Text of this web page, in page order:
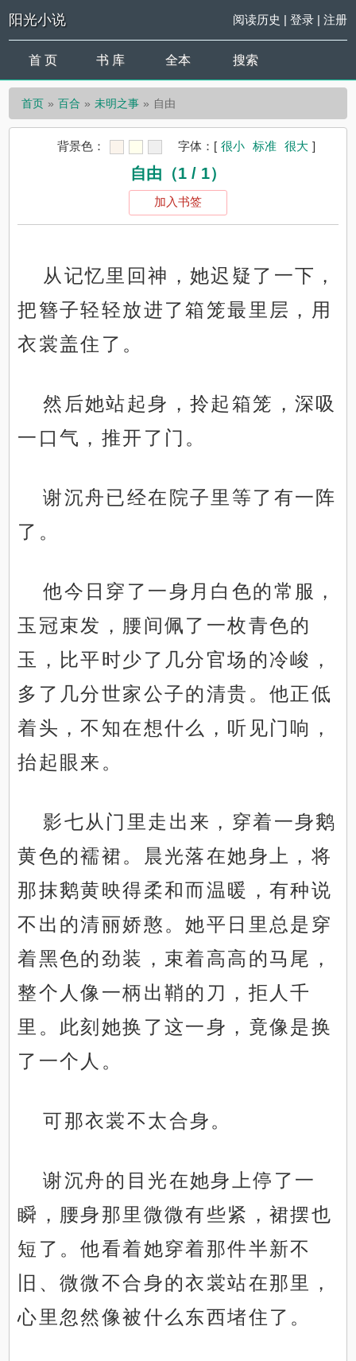
阳光小说 阅读历史 | 登录| 注册
首 页 书 库 全本 搜索
首页 百合 未明之事 自由
背景色： 字体： [ 很小 标准 很大 ]
自由（1 / 1）
加入书签
从记忆里回神，她迟疑了一下，
把簪子轻轻放进了箱笼最里层，用
衣裳盖住了。
然后她站起身，拎起箱笼，深吸
一口气，推开了门。
谢沉舟已经在院子里等了有一阵
了。
他今日穿了一身月白色的常服，
玉冠束发，腰间佩了一枚青色的
玉，比平时少了几分官场的冷峻，
多了几分世家公子的清贵。他正低
着头，不知在想什么，听见门响，
抬起眼来。
影七从门里走出来，穿着一身鹅
黄色的襦裙。晨光落在她身上，将
那抹鹅黄映得柔和而温暖，有种说
不出的清丽娇憨。她平日里总是穿
着黑色的劲装，束着高高的马尾，
整个人像一柄出鞘的刀，拒人千
里。此刻她换了这一身，竟像是换
了一个人。
可那衣裳不太合身。
谢沉舟的目光在她身上停了一
瞬，腰身那里微微有些紧，裙摆也
短了。他看着她穿着那件半新不
旧、微微不合身的衣裳站在那里，
心里忽然像被什么东西堵住了。